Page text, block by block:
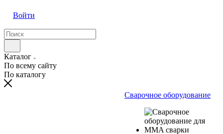
Войти
Каталог
По всему сайту
По каталогу
Сварочное оборудование